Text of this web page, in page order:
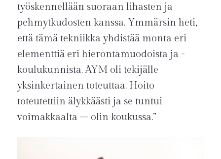
työskennellään suoraan lihasten ja
pehmytkudosten kanssa. Ymmärsin heti,
että tämä tekniikka yhdistää monta eri
elementtiä eri hierontamuodoista ja -
koulukunnista. AYM oli tekijälle
yksinkertainen toteuttaa. Hoito
toteutettiin älykkäästi ja se tuntui
voimakkaalta – olin koukussa.”